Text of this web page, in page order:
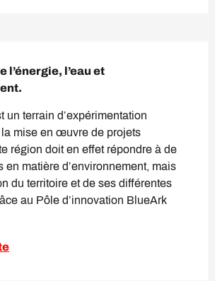
l’énergie, l’eau et
un terrain d’expérimentation
mise en œuvre de projets
région doit en effet répondre à de
en matière d’environnement, mais
du territoire et de ses différentes
au Pôle d’innovation BlueArk